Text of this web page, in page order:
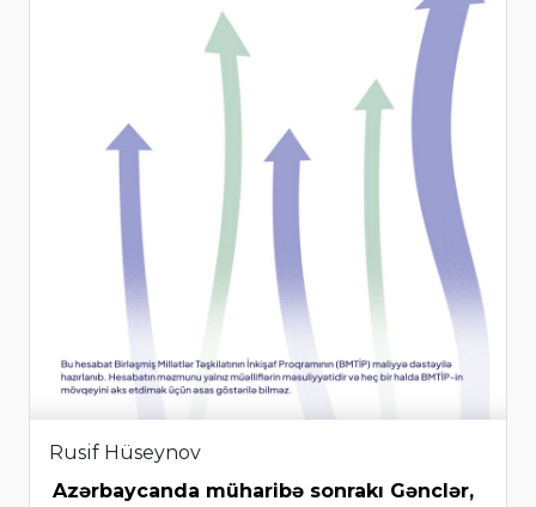
Rusif Hüseynov
Azərbaycanda müharibə sonrakı Gənclər,